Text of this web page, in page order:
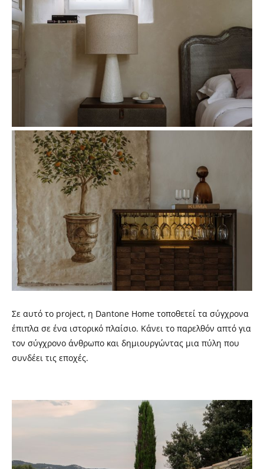
Σε αυτό το project, η Dantone Home τοποθετεί τα σύγχρονα
έπιπλα σε ένα ιστορικό πλαίσιο. Κάνει το παρελθόν απτό για
τον σύγχρονο άνθρωπο και δημιουργώντας μια πύλη που
συνδέει τις εποχές.